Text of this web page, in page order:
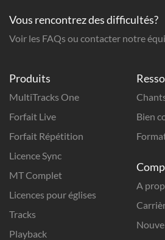
Produits
MultiTracks One
Forfait Live
Forfait Répétition
Licence Sync
MT Complet
Licences pour églises
Tracks
Playback
Bien
A
Vous rencontrez des difficultés?
Voir les FAQs ou contacter notre